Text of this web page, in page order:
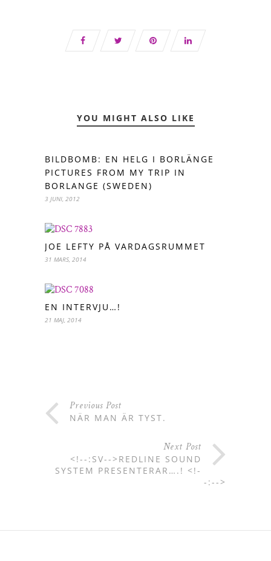
YOU MIGHT ALSO LIKE
BILDBOMB: EN HELG I BORLÄNGE
PICTURES FROM MY TRIP IN
BORLANGE (SWEDEN)
3 JUNI, 2012
JOE LEFTY PÅ VARDAGSRUMMET
31 MARS, 2014
EN INTERVJU…!
21 MAJ, 2014
Previous Post
NÄR MAN ÄR TYST.
Next Post
<!--:SV-->REDLINE SOUND
SYSTEM PRESENTERAR….! <!-
-:-->